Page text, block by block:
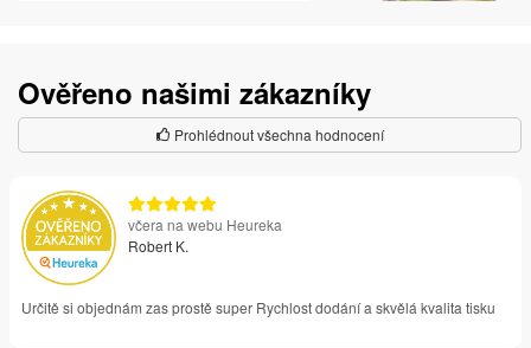
Ověřeno našimi zákazníky
Prohlédnout všechna hodnocení
včera na webu Heureka
Robert K.
Určitě si objednám zas prostě super Rychlost dodání a skvělá kvalita tisku